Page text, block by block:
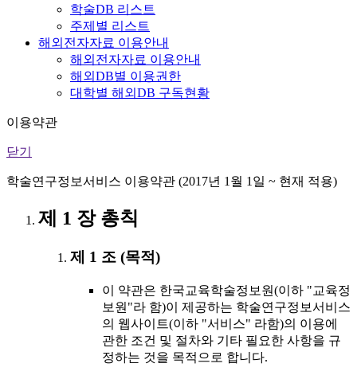
학술DB 리스트
주제별 리스트
해외전자자료 이용안내
해외전자자료 이용안내
해외DB별 이용권한
대학별 해외DB 구독현황
이용약관
닫기
학술연구정보서비스 이용약관 (2017년 1월 1일 ~ 현재 적용)
제 1 장 총칙
제 1 조 (목적)
이 약관은 한국교육학술정보원(이하 "교육정
보원"라 함)이 제공하는 학술연구정보서비스
의 웹사이트(이하 "서비스" 라함)의 이용에
관한 조건 및 절차와 기타 필요한 사항을 규
정하는 것을 목적으로 합니다.